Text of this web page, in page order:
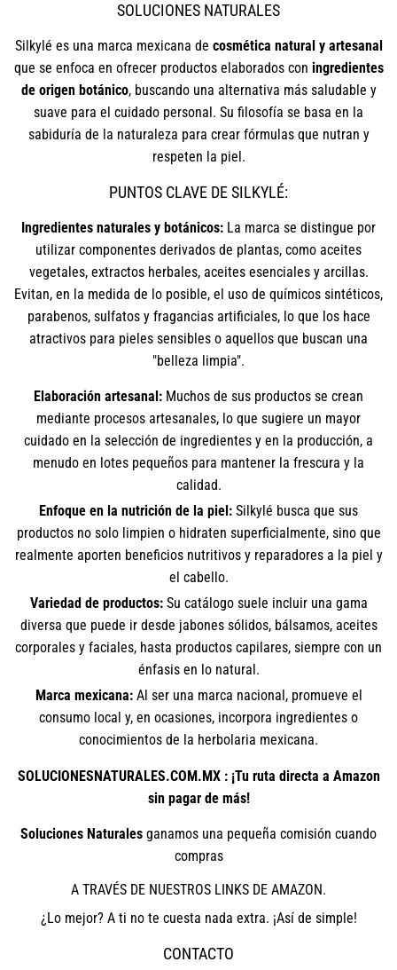
SOLUCIONES NATURALES
Silkylé es una marca mexicana de cosmética natural y artesanal
que se enfoca en ofrecer productos elaborados con ingredientes
de origen botánico, buscando una alternativa más saludable y
suave para el cuidado personal. Su filosofía se basa en la
sabiduría de la naturaleza para crear fórmulas que nutran y
respeten la piel.
PUNTOS CLAVE DE SILKYLÉ:
Ingredientes naturales y botánicos: La marca se distingue por
utilizar componentes derivados de plantas, como aceites
vegetales, extractos herbales, aceites esenciales y arcillas.
Evitan, en la medida de lo posible, el uso de químicos sintéticos,
parabenos, sulfatos y fragancias artificiales, lo que los hace
atractivos para pieles sensibles o aquellos que buscan una
"belleza limpia".
Elaboración artesanal: Muchos de sus productos se crean
mediante procesos artesanales, lo que sugiere un mayor
cuidado en la selección de ingredientes y en la producción, a
menudo en lotes pequeños para mantener la frescura y la
calidad.
Enfoque en la nutrición de la piel: Silkylé busca que sus
productos no solo limpien o hidraten superficialmente, sino que
realmente aporten beneficios nutritivos y reparadores a la piel y
el cabello.
Variedad de productos:Su catálogo suele incluir una gama
diversa que puede ir desde jabones sólidos, bálsamos, aceites
corporales y faciales, hasta productos capilares, siempre con un
énfasis en lo natural.
Marca mexicana:Al ser una marca nacional, promueve el
consumo local y, en ocasiones, incorpora ingredientes o
conocimientos de la herbolaria mexicana.
SOLUCIONESNATURALES.COM.MX : ¡Tu ruta directa a Amazon
sin pagar de más!
Soluciones Naturales ganamos una pequeña comisión cuando
compras
A TRAVÉS DE NUESTROS LINKS DE AMAZON.
¿Lo mejor? A ti no te cuesta nada extra. ¡Así de simple!
CONTACTO